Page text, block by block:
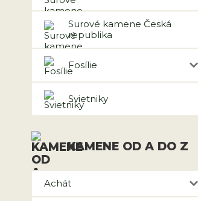
Surové kamene Česká
republika
Fosílie
Svietniky
KAMENE OD A DO Z
Achát